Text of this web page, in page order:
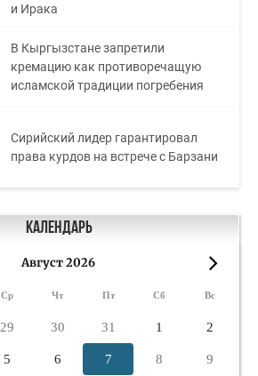
и Ирака
В Кыргызстане запретили
кремацию как противоречащую
исламской традиции погребения
Сирийский лидер гарантировал
права курдов на встрече с Барзани
Календарь
Август 2026
Ср Чт Пт Сб Вс
29 30 31 1 2
5 6 7 8 9